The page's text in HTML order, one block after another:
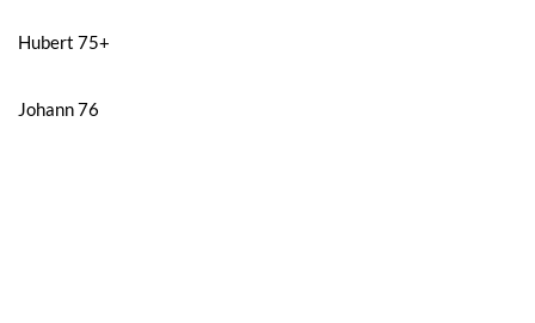
Beitragsnavigation
Hubert 75+
Johann 76